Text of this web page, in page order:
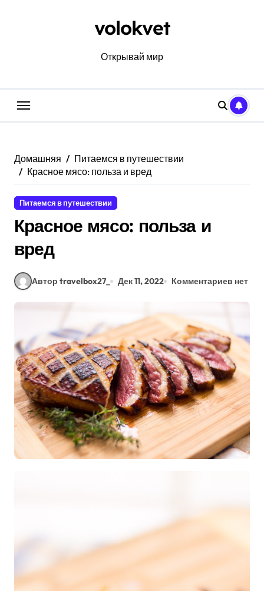
volokvet
Открывай мир
Домашняя
Питаемся в путешествии
Красное мясо: польза и вред
Питаемся в путешествии
Красное мясо: польза и
вред
Автор travelbox27_ Дек 11, 2022 Комментариев нет